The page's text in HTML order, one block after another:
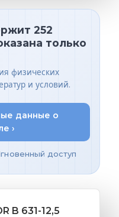
252
только
физических
и условий.
данные о
›
доступ
B 631-12,5